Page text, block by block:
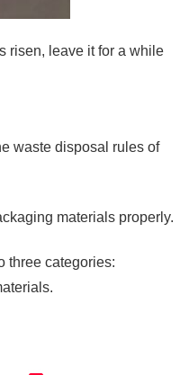
risen, leave it for a while
waste disposal rules of
materials properly.
three categories: